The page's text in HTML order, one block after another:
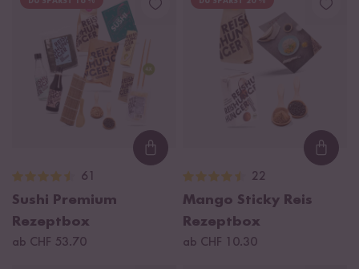
Loading...
61
Sushi Premium
Rezeptbox
ab CHF 53.70
22
Mango Sticky Reis
Rezeptbox
ab CHF 10.30